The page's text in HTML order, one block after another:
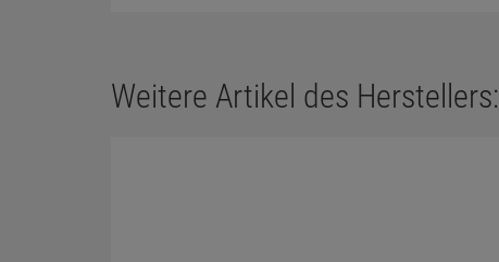
Weitere Artikel des Herstellers: